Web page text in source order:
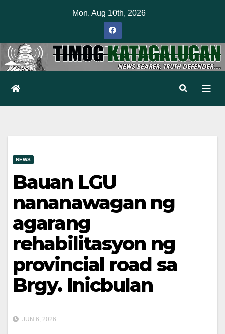
Mon. Aug 10th, 2026
NEWS
Bauan LGU
nananawagan ng
agarang
rehabilitasyon ng
provincial road sa
Brgy. Inicbulan
JUN 6, 2026